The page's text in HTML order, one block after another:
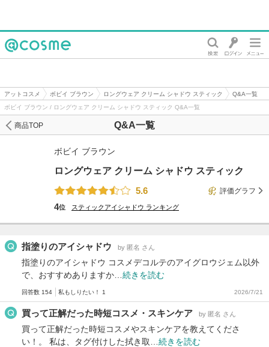
アットコスメ ボビイ ブラウン ロングウェア クリーム シャドウ スティック
Q&A一覧
ボビイ ブラウン / ロングウェア クリーム シャドウ スティック Q&A一覧
Q&A一覧
商品TOP
ボビイ ブラウン
ロングウェア クリーム シャドウ スティック
5.6
評価グラフ
4位 スティックアイシャドウ ランキング
指塗りのアイシャドウ by 匿名 さん
指塗りのアイシャドウ コスメデコルテのアイグロウジェム以外
で、おすすめありますか… 続きを読む
回答数 154 私もしりたい！ 1 2026/7/21
買って正解だった時短コスメ・スキンケア by 匿名 さん
買って正解だった時短コスメやスキンケアを教えてくださ
い！。 私は、タグ付けした拭き取… 続きを読む